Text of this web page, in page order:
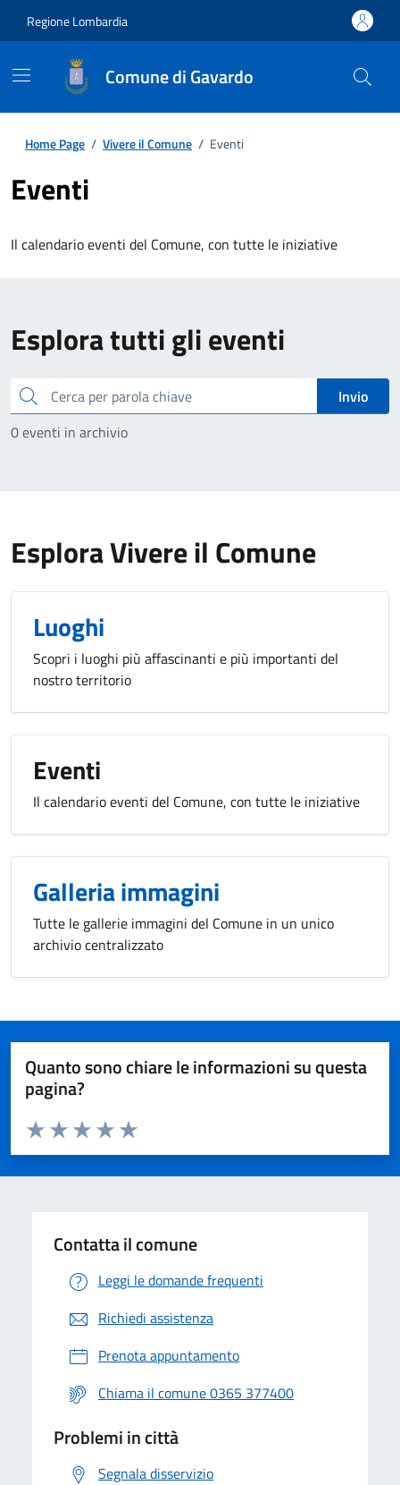
Regione Lombardia
Comune di Gavardo
Home Page / Vivere il Comune / Eventi
Eventi
Il calendario eventi del Comune, con tutte le iniziative
Esplora tutti gli eventi
Cerca
Invio
0 eventi in archivio
Esplora Vivere il Comune
Luoghi
Scopri i luoghi più affascinanti e più importanti del
nostro territorio
Eventi
Il calendario eventi del Comune, con tutte le iniziative
Galleria immagini
Tutte le gallerie immagini del Comune in un unico
archivio centralizzato
Quanto sono chiare le informazioni su questa
pagina?
Valuta da 1 a 5 stelle la pagina
Valuta 5 stelle su 5
Valuta 4 stelle su 5
Valuta 3 stelle su 5
Valuta 2 stelle su 5
Valuta 1 stelle su 5
Contatta il comune
Leggi le domande frequenti
Richiedi assistenza
Prenota appuntamento
Chiama il comune 0365 377400
Problemi in città
Segnala disservizio